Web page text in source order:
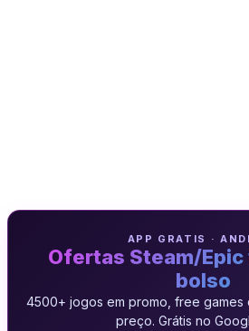
APP GRATIS ·
Ofertas Steam/Epic
bolso
4500+ jogos em promo, free games
preço. Grátis no